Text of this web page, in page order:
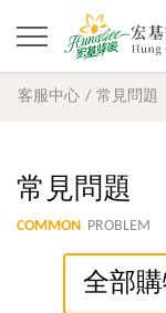
客服中心 常見問題
常見問題
COMMON PROBLEM
全部